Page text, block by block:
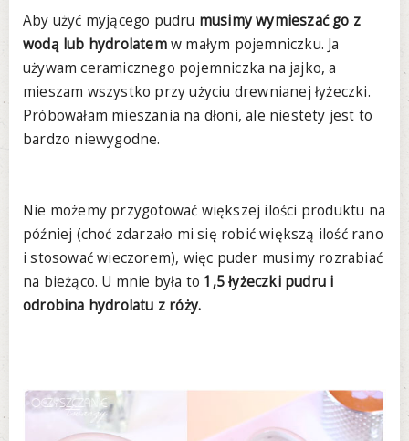
Aby użyć myjącego pudru musimy wymieszać go z
wodą lub hydrolatemw małym pojemniczku. Ja
używam ceramicznego pojemniczka na jajko, a
mieszam wszystko przy użyciu drewnianej łyżeczki.
Próbowałam mieszania na dłoni, ale niestety jest to
bardzo niewygodne.
Nie możemy przygotować większej ilości produktu na
później (choć zdarzało mi się robić większą ilość rano
i stosować wieczorem), więc puder musimy rozrabiać
na bieżąco. U mnie była to 1,5 łyżeczki pudru i
odrobina hydrolatu z róży.